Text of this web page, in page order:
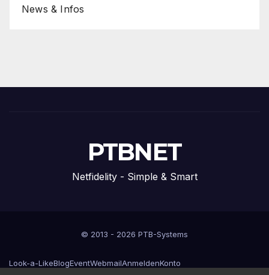
News & Infos
PTBNET
Netfidelity - Simple & Smart
© 2013 - 2026 PTB-Systems
Look-a-LikeBlogEventWebmailAnmeldenKonto